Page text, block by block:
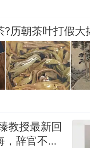
?历朝茶叶打假大
教授最新回
辞官不为